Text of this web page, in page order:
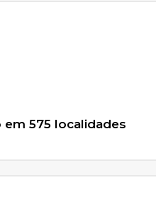
em 575 localidades